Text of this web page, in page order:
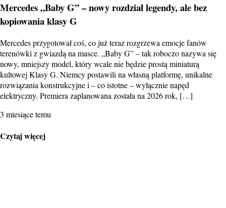
Mercedes „Baby G” – nowy rozdział legendy, ale bez
kopiowania klasy G
Mercedes przygotował coś, co już teraz rozgrzewa emocje fanów
terenówki z gwiazdą na masce. „Baby G” – tak roboczo nazywa się
nowy, mniejszy model, który wcale nie będzie prostą miniaturą
kultowej Klasy G. Niemcy postawili na własną platformę, unikalne
rozwiązania konstrukcyjne i – co istotne – wyłącznie napęd
elektryczny. Premiera zaplanowana została na 2026 rok, […]
3 miesiące temu
Czytaj więcej